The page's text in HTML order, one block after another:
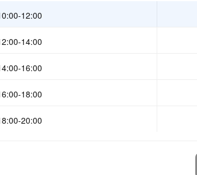
12:00
14:00
16:00
18:00
20:00